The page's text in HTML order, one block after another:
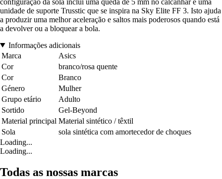
unidade de suporte Trusstic que se inspira na Sky Elite FF 3. Isto ajuda
a produzir uma melhor aceleração e saltos mais poderosos quando está
a devolver ou a bloquear a bola.
Informações adicionais
Marca
Asics
Cor
branco/rosa quente
Cor
Branco
Género
Mulher
Grupo etário
Adulto
Sortido
Gel-Beyond
Material principal Material sintético / têxtil
Sola
sola sintética com amortecedor de choques
Loading...
Loading...
Todas as nossas marcas